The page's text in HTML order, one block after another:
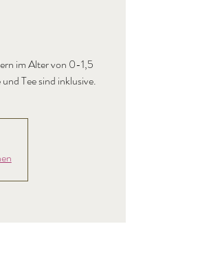
im Alter von 0-1,5
Tee sind inklusive.